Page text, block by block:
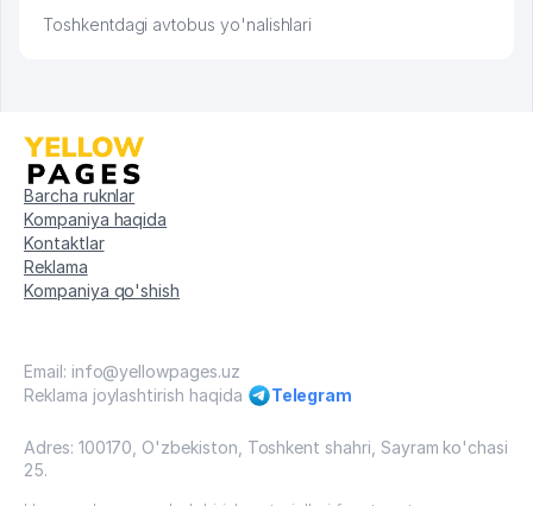
Toshkentdagi avtobus yo'nalishlari
Barcha ruknlar
Kompaniya haqida
Kontaktlar
Reklama
Kompaniya qo'shish
Email: info@yellowpages.uz
Reklama joylashtirish haqida
Telegram
Adres: 100170, O'zbekiston, Toshkent shahri, Sayram ko'chasi
25.